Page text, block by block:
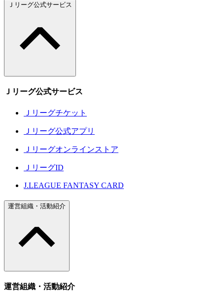
Ｊリーグ公式サービス
Ｊリーグ公式サービス
Ｊリーグチケット
Ｊリーグ公式アプリ
Ｊリーグオンラインストア
ＪリーグID
J.LEAGUE FANTASY CARD
運営組織・活動紹介
運営組織・活動紹介